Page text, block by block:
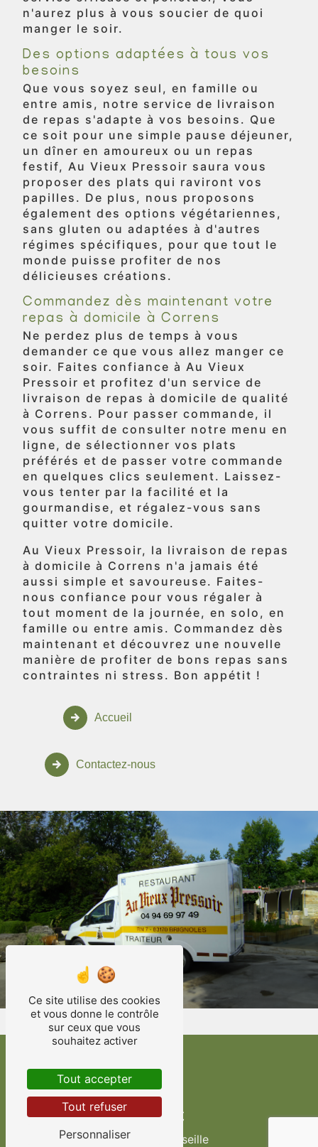
n'aurez plus à vous soucier de quoi
manger le soir.
Des options adaptées à tous vos
besoins
Que vous soyez seul, en famille ou
entre amis, notre service de livraison
de repas s'adapte à vos besoins. Que
ce soit pour une simple pause déjeuner,
un dîner en amoureux ou un repas
festif, Au Vieux Pressoir saura vous
proposer des plats qui raviront vos
papilles. De plus, nous proposons
également des options végétariennes,
sans gluten ou adaptées à d'autres
régimes spécifiques, pour que tout le
monde puisse profiter de nos
délicieuses créations.
Commandez dès maintenant votre
repas à domicile à Correns
Ne perdez plus de temps à vous
demander ce que vous allez manger ce
soir. Faites confiance à Au Vieux
Pressoir et profitez d'un service de
livraison de repas à domicile de qualité
à Correns. Pour passer commande, il
vous suffit de consulter notre menu en
ligne, de sélectionner vos plats
préférés et de passer votre commande
en quelques clics seulement. Laissez-
vous tenter par la facilité et la
gourmandise, et régalez-vous sans
quitter votre domicile.
Au Vieux Pressoir, la livraison de repas
à domicile à Correns n'a jamais été
aussi simple et savoureuse. Faites-
nous confiance pour vous régaler à
tout moment de la journée, en solo, en
famille ou entre amis. Commandez dès
maintenant et découvrez une nouvelle
manière de profiter de bons repas sans
contraintes ni stress. Bon appétit !
Accueil
Contactez-nous
Adresse
Route de Marseille
Ce site utilise des cookies
et vous donne le contrôle
sur ceux que vous
souhaitez activer
Tout accepter
Tout refuser
Personnaliser